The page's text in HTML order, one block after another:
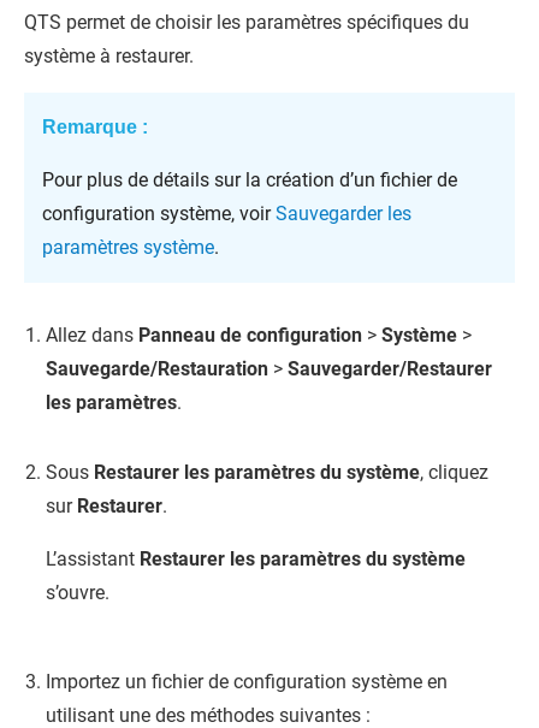
QTS permet de choisir les paramètres spécifiques du
système à restaurer.
Remarque :
Pour plus de détails sur la création d’un fichier de
configuration système, voirSauvegarder les
paramètres système.
Allez dans Panneau de configuration > Système >
Sauvegarde/Restauration > Sauvegarder/Restaurer
les paramètres.
Sous Restaurer les paramètres du système, cliquez
sur Restaurer.
L’assistant Restaurer les paramètres du système
s’ouvre.
Importez un fichier de configuration système en
utilisant une des méthodes suivantes :